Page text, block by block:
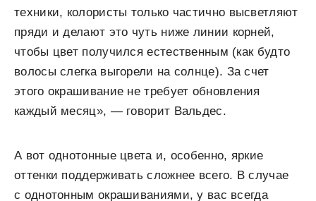
техники, колористы только частично высветляют
пряди и делают это чуть ниже линии корней,
чтобы цвет получился естественным (как будто
волосы слегка выгорели на солнце). За счет
этого окрашивание не требует обновления
каждый месяц», — говорит Вальдес.
А вот однотонные цвета и, особенно, яркие
оттенки поддерживать сложнее всего. В случае
с однотонным окрашиваниями, у вас всегда